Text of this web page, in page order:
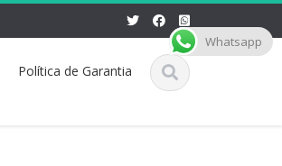
Política de Garantia
Whatsapp